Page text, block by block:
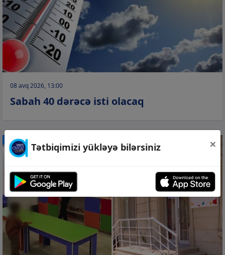
08 avq 2026, 13:00
Sabah 40 dərəcə isti olacaq
CƏMİYYƏT
Tətbiqimizi yükləyə bilərsiniz ×